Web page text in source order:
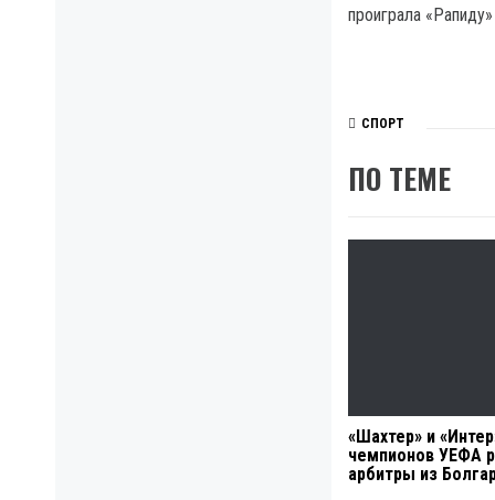
проиграла
СПОРТ
ПО ТЕМЕ
«Шахтер» и
чемпионов УЕФА
арбитры из